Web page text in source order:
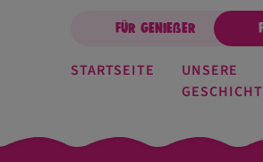
Für Genießer
STARTSEITE
UNSERE